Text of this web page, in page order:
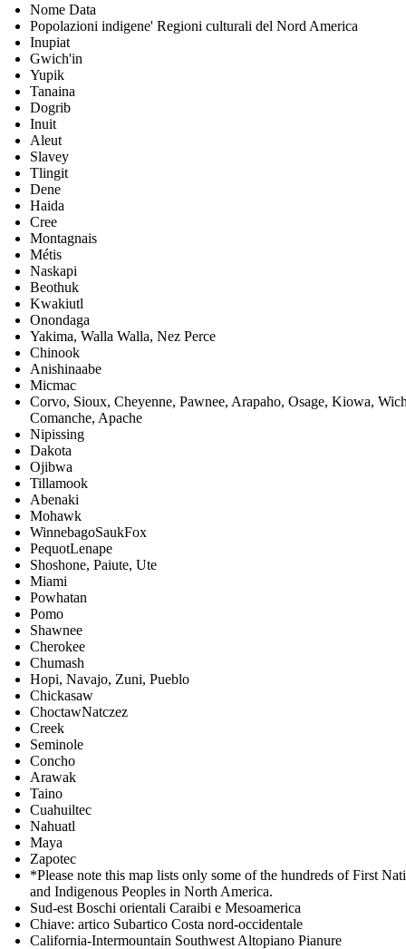
Nome Data
Popolazioni indigene' Regioni culturali del Nord America
Inupiat
Gwich'in
Yupik
Tanaina
Dogrib
Inuit
Aleut
Slavey
Tlingit
Dene
Haida
Cree
Montagnais
Métis
Naskapi
Beothuk
Kwakiutl
Onondaga
Yakima, Walla Walla, Nez Perce
Chinook
Anishinaabe
Micmac
Corvo, Sioux, Cheyenne, Pawnee, Arapaho, Osage, Kiowa,
Comanche, Apache
Nipissing
Dakota
Ojibwa
Tillamook
Abenaki
Mohawk
WinnebagoSaukFox
PequotLenape
Shoshone, Paiute, Ute
Miami
Powhatan
Pomo
Shawnee
Cherokee
Chumash
Hopi, Navajo, Zuni, Pueblo
Chickasaw
ChoctawNatczez
Creek
Seminole
Concho
Arawak
Taino
Cuahuiltec
Nahuatl
Maya
Zapotec
*Please note this map lists only some of the hundreds of First
and Indigenous Peoples in North America.
Sud-est Boschi orientali Caraibi e Mesoamerica
Chiave: artico Subartico Costa nord-occidentale
California-Intermountain Southwest Altopiano Pianure